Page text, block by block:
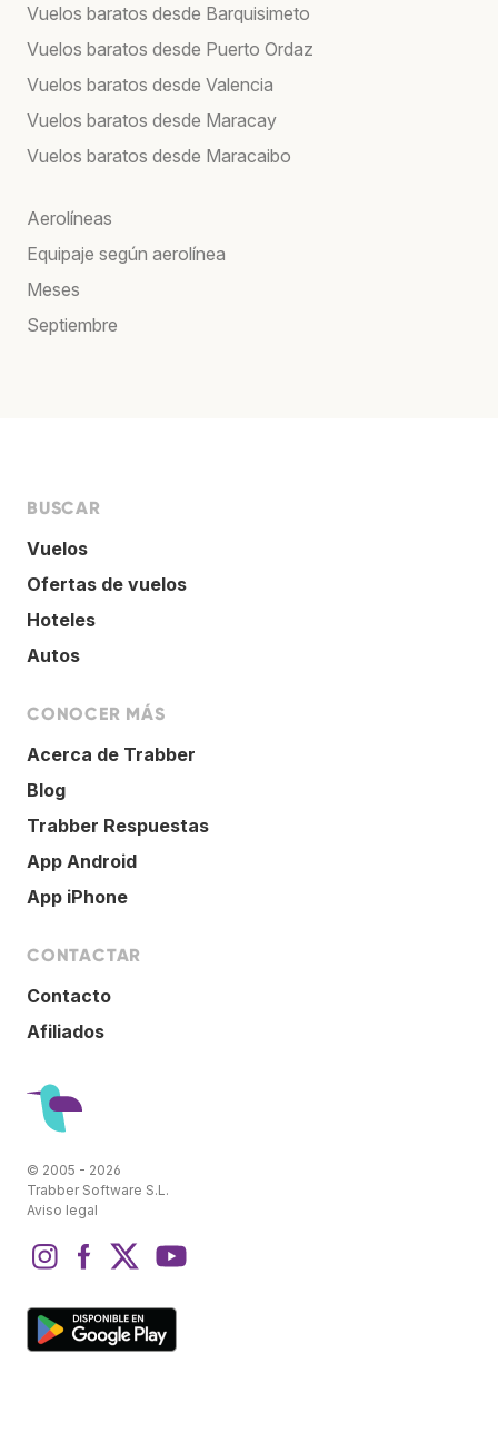
Vuelos baratos desde Barquisimeto
Vuelos baratos desde Puerto Ordaz
Vuelos baratos desde Valencia
Vuelos baratos desde Maracay
Vuelos baratos desde Maracaibo
Aerolíneas
Equipaje según aerolínea
Meses
Septiembre
BUSCAR
Vuelos
Ofertas de vuelos
Hoteles
Autos
CONOCER MÁS
Acerca de Trabber
Blog
Trabber Respuestas
App Android
App iPhone
CONTACTAR
Contacto
Afiliados
© 2005 - 2026
Trabber Software S.L.
Aviso legal